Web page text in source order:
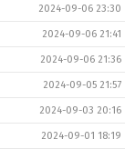
2024-09-06 23:30
2024-09-06 21:41
2024-09-06 21:36
2024-09-05 21:57
2024-09-03 20:16
2024-09-01 18:19